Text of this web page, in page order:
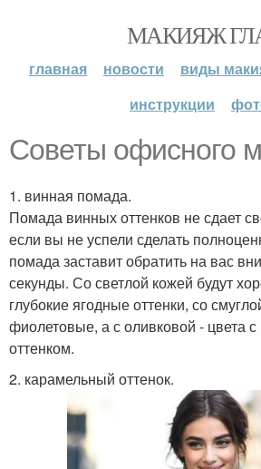
МАКИЯЖ
главная новости виды
инструкции
Советы офисного
1. винная помада.
Помада винных оттенков не сдает
если вы не успели сделать
помада заставит обратить на вас
секунды. Со светлой кожей будут
глубокие ягодные оттенки, со
фиолетовые, а с оливковой - цвета
оттенком.
2. карамельный оттенок.